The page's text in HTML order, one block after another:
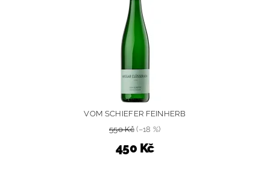
VOM SCHIEFER FEINHERB
550 Kč(–18 %)
450 Kč